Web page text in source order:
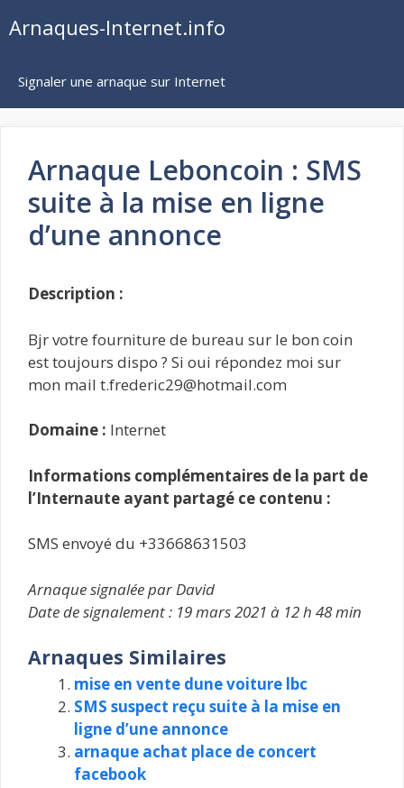
auArnaques-Internet.info
Signaler une arnaque sur Internet
Arnaque Leboncoin : SMS
suite à la mise en ligne
d’une annonce
Description :
Bjr votre fourniture de bureau sur le bon coin
est toujours dispo ? Si oui répondez moi sur
mon mail t.frederic29@hotmail.com
Domaine : Internet
Informations complémentaires de la part de
l’Internaute ayant partagé ce contenu :
SMS envoyé du +33668631503
Arnaque signalée par David
Date de signalement : 19 mars 2021 à 12 h 48 min
Arnaques Similaires
mise en vente dune voiture lbc
SMS suspect reçu suite à la mise en
ligne d’une annonce
arnaque achat place de concert
facebook